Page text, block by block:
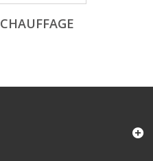
CHAUFFAGE